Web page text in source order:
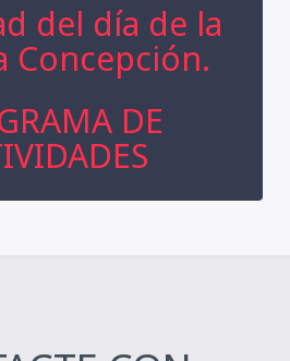
del día de la
Concepción.
DE